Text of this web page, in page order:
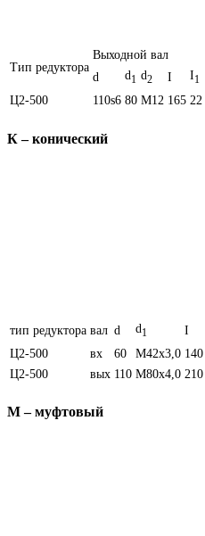
Тип редуктора
Выходной вал
d
d1 d2 I I1
Ц2-500
110s6 80 M12 165 22
К – конический
тип редуктора вал d d1 I
Ц2-500
вх 60 M42x3,0 140
Ц2-500
вых 110 М80х4,0 210
М – муфтовый